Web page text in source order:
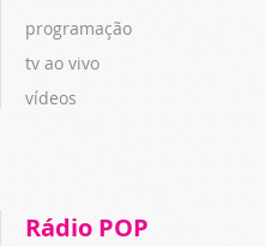
programação
tv ao vivo
vídeos
Rádio POP